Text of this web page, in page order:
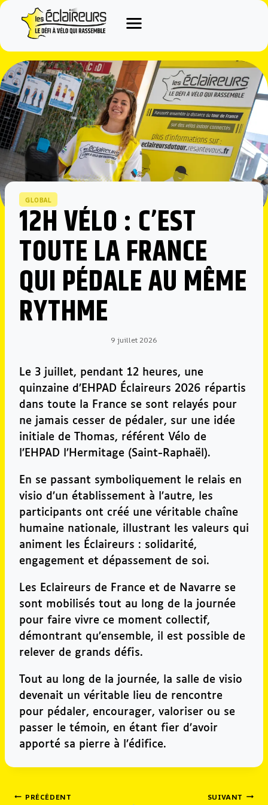
Aller
contenu
GLOBAL
12H VÉLO : C’EST
TOUTE LA FRANCE
QUI PÉDALE AU MÊME
RYTHME
Par
9 juillet 2026
Le 3 juillet, pendant 12 heures, une
quinzaine d’EHPAD Éclaireurs 2026 répartis
dans toute la France se sont relayés pour
ne jamais cesser de pédaler, sur une idée
initiale de Thomas, référent Vélo de
l’EHPAD l’Hermitage (Saint-Raphaël).
En se passant symboliquement le relais en
visio d’un établissement à l’autre, les
participants ont créé une véritable chaîne
humaine nationale, illustrant les valeurs qui
animent les Éclaireurs : solidarité,
engagement et dépassement de soi.
Les Eclaireurs de France et de Navarre se
sont mobilisés tout au long de la journée
pour faire vivre ce moment collectif,
démontrant qu’ensemble, il est possible de
relever de grands défis.
Tout au long de la journée, la salle de visio
devenait un véritable lieu de rencontre
pour pédaler, encourager, valoriser ou se
passer le témoin, en étant fier d’avoir
apporté sa pierre à l’édifice.
PRÉCÉDENT SUIVANT